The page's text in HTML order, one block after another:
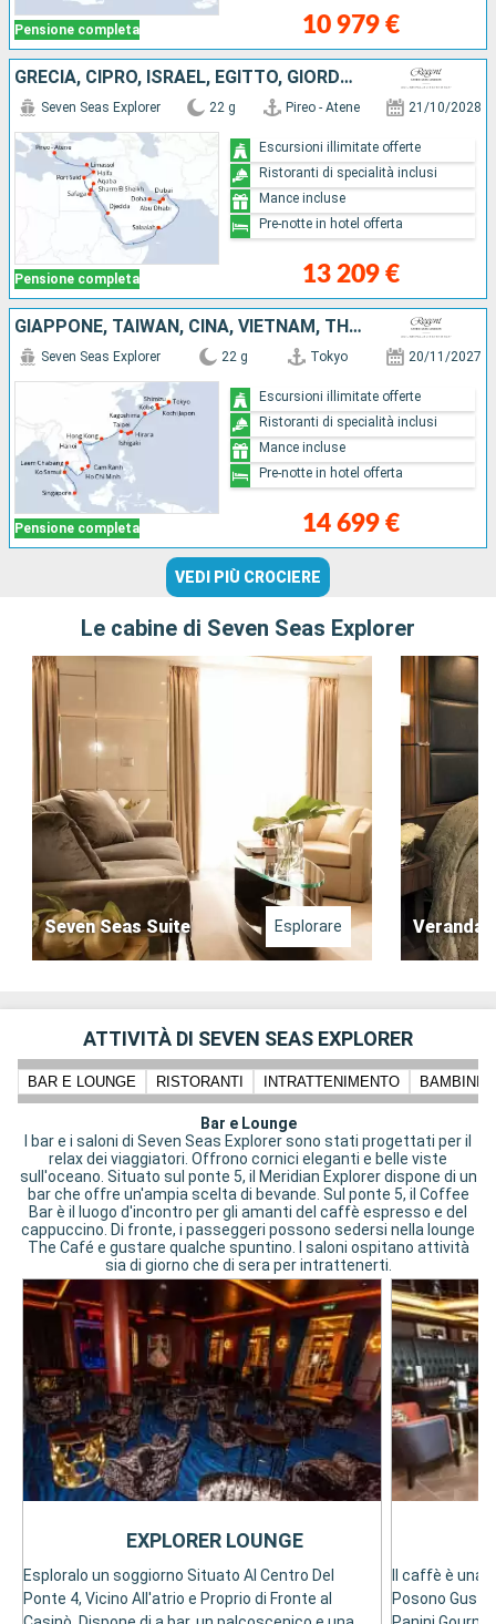
Pensione completa 10 979 €
GRECIA, CIPRO, ISRAEL, EGITTO, GIORDANIA, ARABIA SAUDITA, OMAN, EMIRATI ARABI UNITI, QATAR
Pensione completa
Seven Seas Explorer 22 g Pireo - Atene 21/10/2028
13 209 €
Escursioni illimitate offerte
Ristoranti di specialità inclusi
Mance incluse
Pre-notte in hotel offerta
GIAPPONE, TAIWAN, CINA, VIETNAM, THAILANDIA, SINGAPORE
Pensione completa
Seven Seas Explorer 22 g Tokyo 20/11/2027
14 699 €
Escursioni illimitate offerte
Ristoranti di specialità inclusi
Mance incluse
Pre-notte in hotel offerta
VEDI PIÙ CROCIERE
Le cabine di Seven Seas Explorer
Seven Seas Suite Esplorare Veranda
ATTIVITÀ DI SEVEN SEAS EXPLORER
BAR E LOUNGE RISTORANTI INTRATTENIMENTO BAMBINI
Bar e Lounge
I bar e i saloni di Seven Seas Explorer sono stati progettati per il
relax dei viaggiatori. Offrono cornici eleganti e belle viste
sull'oceano. Situato sul ponte 5, il Meridian Explorer dispone di un
bar che offre un'ampia scelta di bevande. Sul ponte 5, il Coffee
Bar è il luogo d'incontro per gli amanti del caffè espresso e del
cappuccino. Di fronte, i passeggeri possono sedersi nella lounge
The Café e gustare qualche spuntino. I saloni ospitano attività
sia di giorno che di sera per intrattenerti.
Esploralo un soggiorno Situato Al Centro Del
Ponte 4, Vicino All'atrio e Proprio di Fronte al
EXPLORER LOUNGE
Il caffè è una
Posono